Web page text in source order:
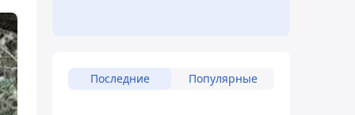
Последние Популярные